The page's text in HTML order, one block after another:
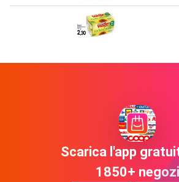
Scarica l'app
1850+ negozi